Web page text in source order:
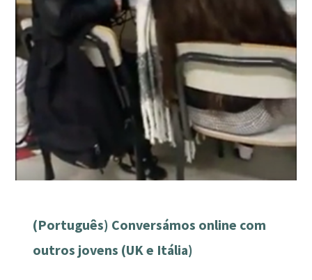
(Português) Conversámos online com
outros jovens (UK e Itália)